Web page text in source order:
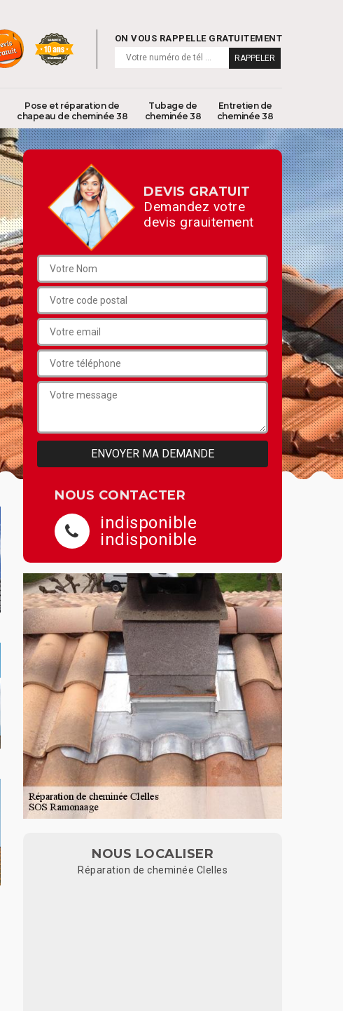
ON VOUS RAPPELLE GRATUITEMENT
Pose et réparation de
chapeau de cheminée 38
Tubage de
cheminée 38
Entretien de
cheminée 38
DEVIS GRATUIT
Demandez votre
devis grauitement
NOUS CONTACTER
indisponible
indisponible
NOUS LOCALISER
Réparation de cheminée Clelles